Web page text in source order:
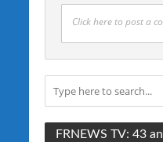
Click here to post a
FRNEWS TV: 43